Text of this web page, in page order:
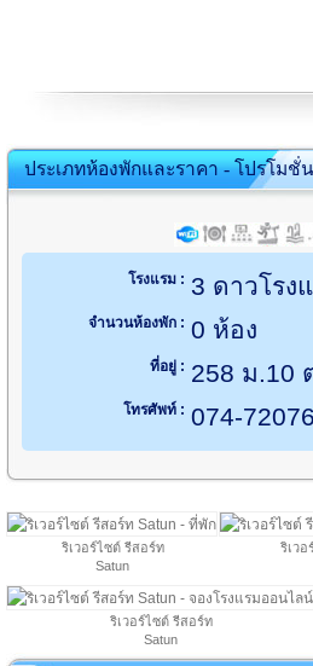
ประเภทห้องพักและราคา - โปรโม
โรงแรม : 3 ดาวโรง
จำนวนห้องพัก : 0 ห้อง
ที่อยู่ : 258 ม.10
โทรศัพท์ : 074-
ริเวอร์ไซต์ รีสอร์ท
Satun
ริเว
ริเวอร์ไซต์ รีสอร์ท
Satun